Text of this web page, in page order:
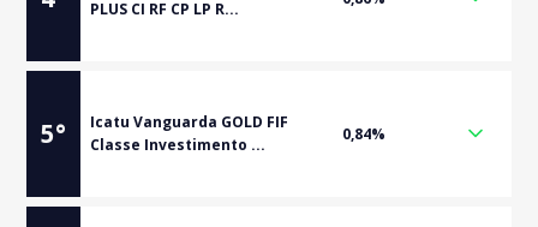
PLUS CI RF CP LP R...
5°
Icatu Vanguarda GOLD FIF
Classe Investimento ...
0,84%